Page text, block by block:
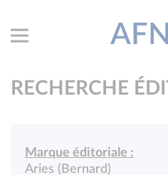
RECHERCHE
Marque éditoriale :
Aries (Bernard)